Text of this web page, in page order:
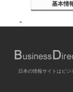
基本情
-
日本の情報サイトはビジ